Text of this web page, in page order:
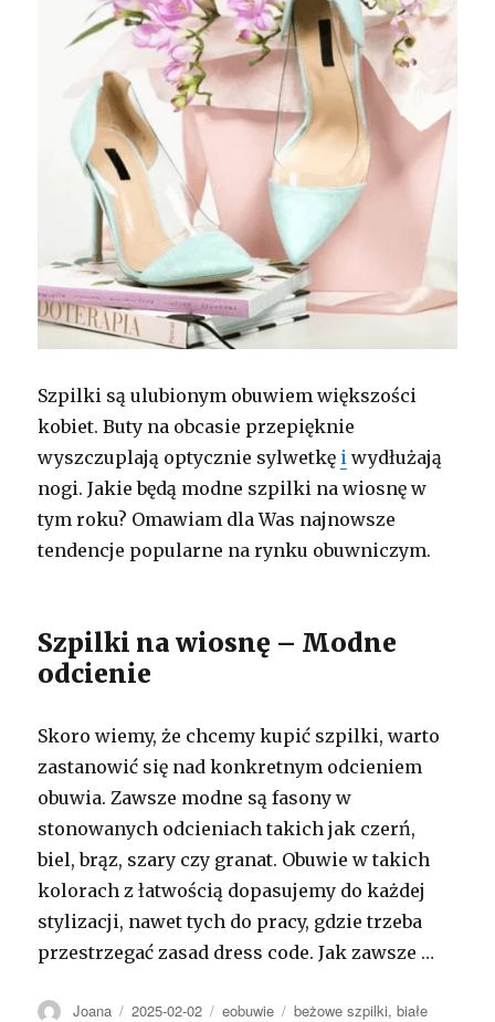
Szpilki są ulubionym obuwiem większości
kobiet. Buty na obcasie przepięknie
wyszczuplają optycznie sylwetkę i wydłużają
nogi. Jakie będą modne szpilki na wiosnę w
tym roku? Omawiam dla Was najnowsze
tendencje popularne na rynku obuwniczym.
Szpilki na wiosnę – Modne
odcienie
Skoro wiemy, że chcemy kupić szpilki, warto
zastanowić się nad konkretnym odcieniem
obuwia. Zawsze modne są fasony w
stonowanych odcieniach takich jak czerń,
biel, brąz, szary czy granat. Obuwie w takich
kolorach z łatwością dopasujemy do każdej
stylizacji, nawet tych do pracy, gdzie trzeba
przestrzegać zasad dress code. Jak zawsze …
Autor
Joana Opublikowano
2025-02-02 Kategorie
eobuwie Tagi
beżowe szpilki,białe